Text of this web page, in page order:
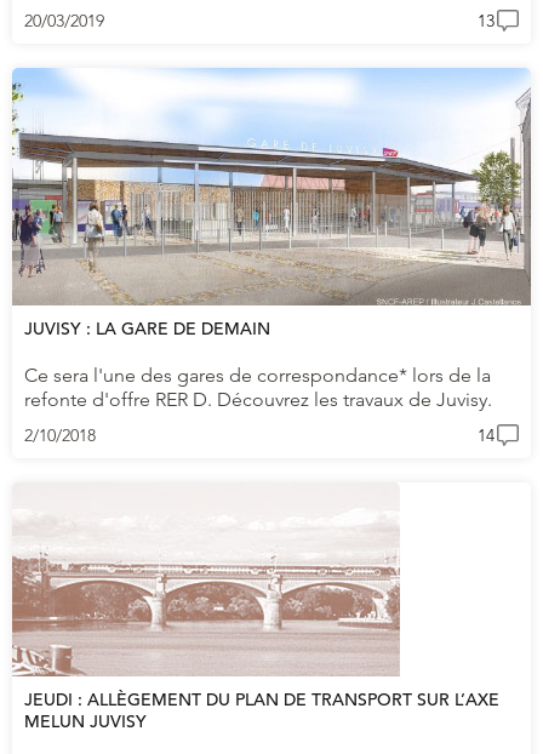
20/03/2019 13
JUVISY : LA GARE DE DEMAIN
Ce sera l'une des gares de correspondance* lors de la
refonte d'offre RER D. Découvrez les travaux de Juvisy.
2/10/2018 14
JEUDI : ALLÈGEMENT DU PLAN DE TRANSPORT SUR L’AXE
MELUN JUVISY